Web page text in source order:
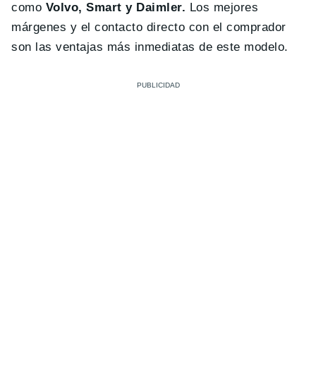
como Volvo, Smart y Daimler. Los mejores
márgenes y el contacto directo con el comprador
son las ventajas más inmediatas de este modelo.